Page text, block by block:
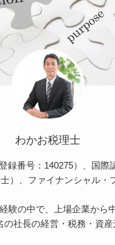
わかお税理士
録番号：140275）、国際
）、ファイナンシャル・
験の中で、上場企業から
の社長の経営・税務・資